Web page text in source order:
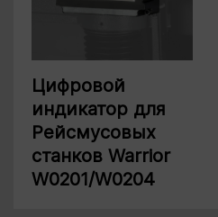
Цифровой
индикатор для
Рейсмусовых
станков Warrior
W0201/W0204